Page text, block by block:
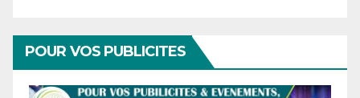
POUR VOS PUBLICITES